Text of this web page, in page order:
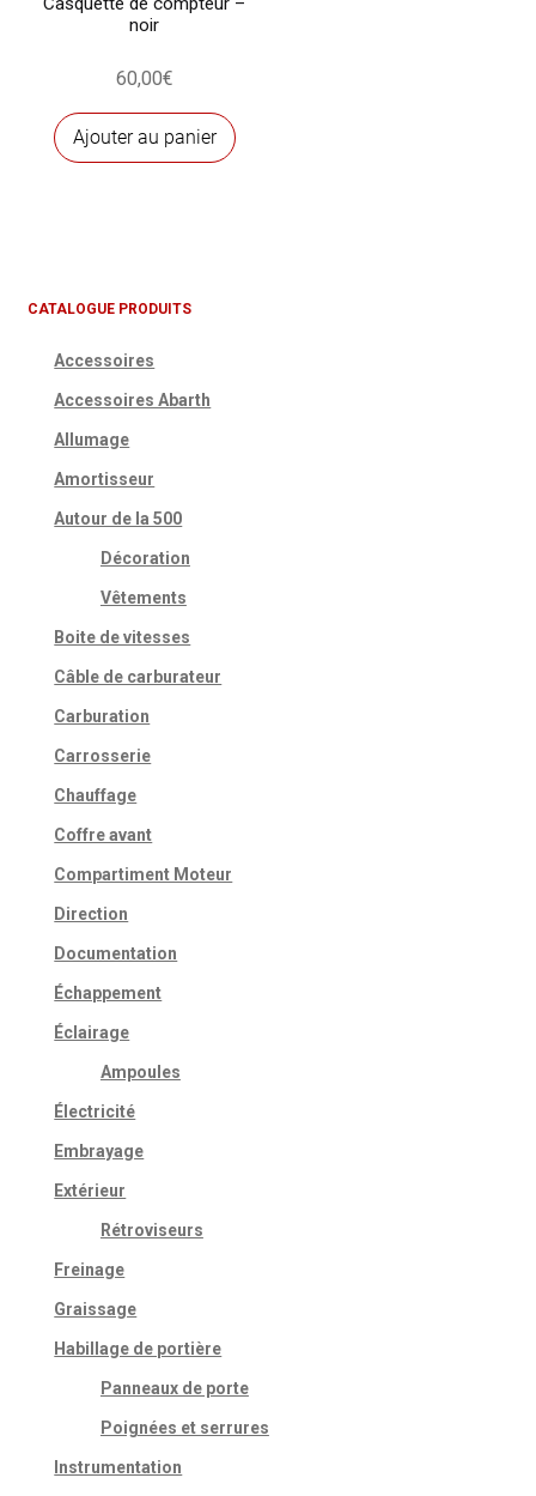
noir
60,00€
Ajouter au panier
CATALOGUE PRODUITS
Accessoires
Accessoires Abarth
Allumage
Amortisseur
Autour de la 500
Décoration
Vêtements
Boite de vitesses
Câble de carburateur
Carburation
Carrosserie
Chauffage
Coffre avant
Compartiment Moteur
Direction
Documentation
Échappement
Éclairage
Ampoules
Électricité
Embrayage
Extérieur
Rétroviseurs
Freinage
Graissage
Habillage de portière
Panneaux de porte
Poignées et serrures
Instrumentation